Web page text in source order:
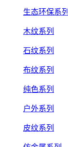
生态环保系列
木纹系列
石纹系列
布纹系列
纯色系列
户外系列
皮纹系列